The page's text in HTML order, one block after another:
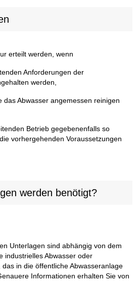
erteilt werden, wenn
Anforderungen der
werden,
das Abwasser angemessen reinigen
Betrieb gegebenenfalls so
vorhergehenden Voraussetzungen
werden benötigt?
Unterlagen sind abhängig von dem
industrielles Abwasser oder
in die öffentliche Abwasseranlage
Informationen erhalten Sie von